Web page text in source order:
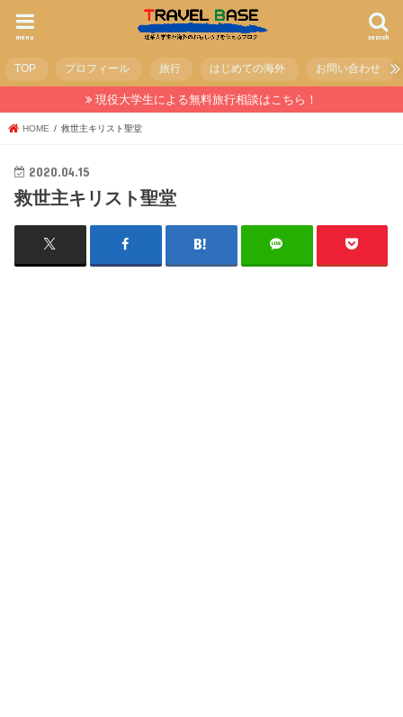
search
menu
TOP プロフィール 旅行 はじめての海外 お問い合わせ
現役大学生による無料旅行相談はこちら！
HOME 救世主キリスト聖堂
2020.04.15
救世主キリスト聖堂